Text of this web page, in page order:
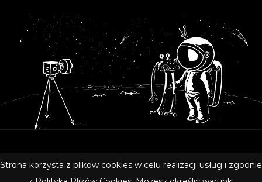
Strona korzysta z plików cookies w celu realizacji usług i zgodnie
Astronomiczne